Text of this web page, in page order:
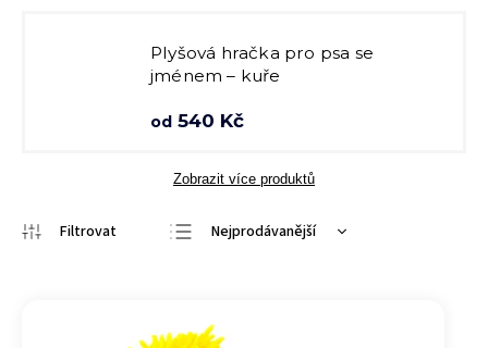
Plyšová hračka pro psa se
jménem – kuře
od 540 Kč
Zobrazit více produktů
Nejprodávanější
Abecedně